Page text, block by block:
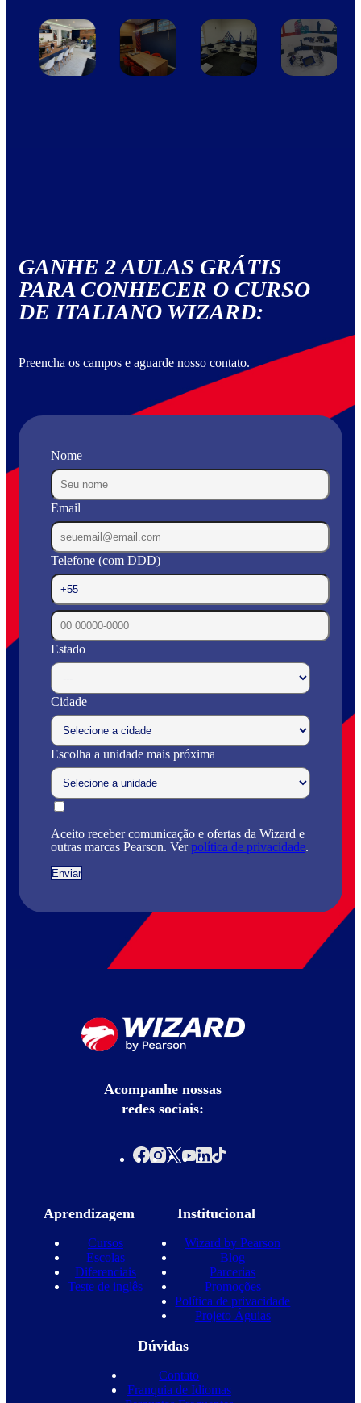
GANHE 2 AULAS GRÁTIS
PARA CONHECER O CURSO
DE ITALIANO WIZARD:
Preencha os campos e aguarde nosso contato.
Nome
Email
Telefone (com DDD)
Estado
Cidade
Escolha a unidade mais próxima
Aceito receber comunicação e ofertas da Wizard e
outras marcas Pearson. Verpolítica de privacidade.
Acompanhe nossas
redes sociais:
Aprendizagem
Cursos
Escolas
Diferenciais
Teste de inglês
Institucional
Wizard by Pearson
Blog
Parcerias
Promoções
Política de privacidade
Projeto Águias
Dúvidas
Contato
Franquia de Idiomas